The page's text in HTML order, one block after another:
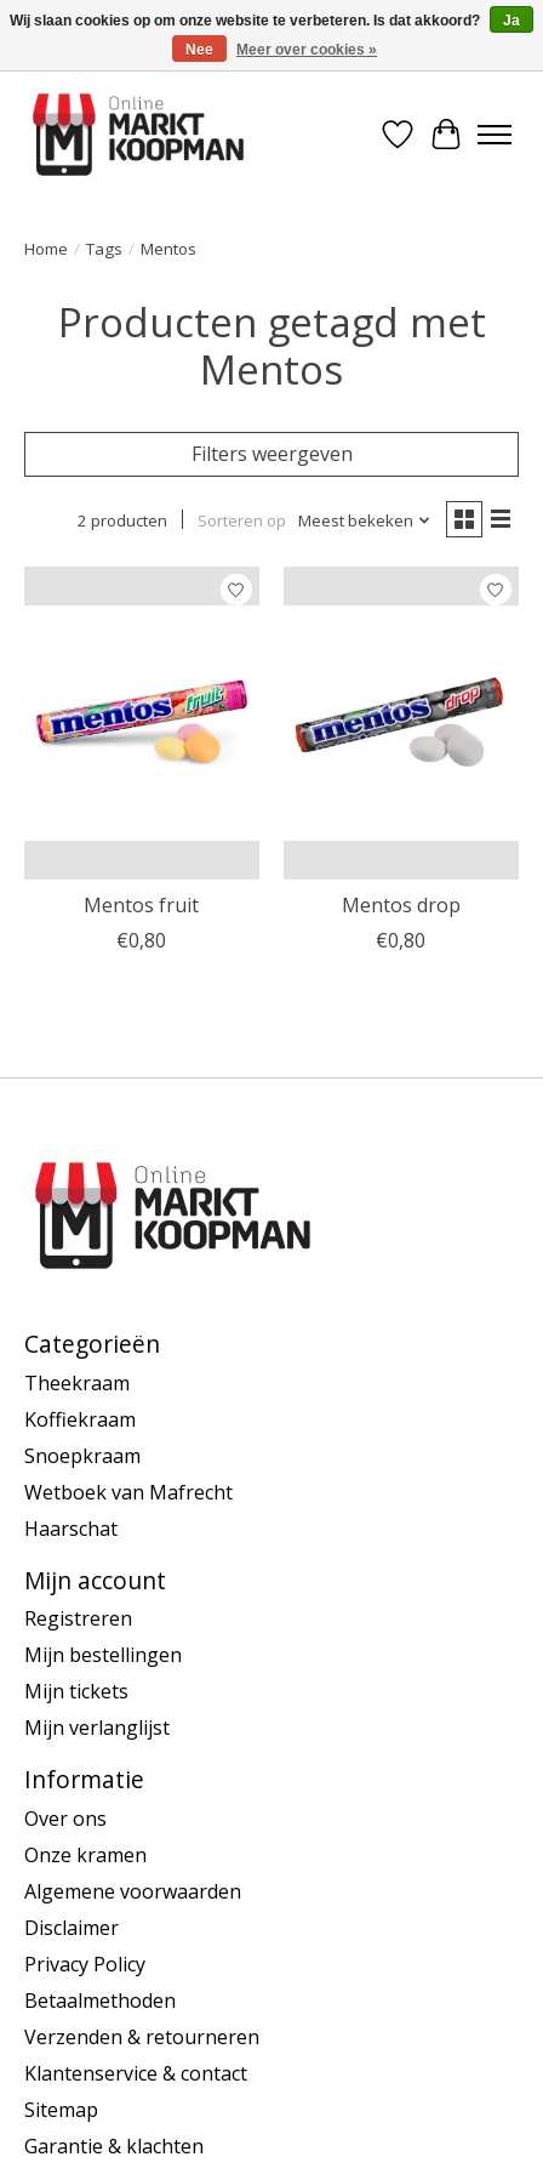
Voor 15:00 besteld, morgen in huis!
Verlanglijst
Home / Tags / Mentos
Producten getagd met
Mentos
Filters weergeven
2 producten Sorteren op Meest bekeken
Mentos fruit
€0,80
Mentos drop
€0,80
Categorieën
Theekraam
Koffiekraam
Snoepkraam
Wetboek van Mafrecht
Haarschat
Mijn account
Registreren
Mijn bestellingen
Mijn tickets
Mijn verlanglijst
Informatie
Over ons
Onze kramen
Algemene voorwaarden
Disclaimer
Privacy Policy
Betaalmethoden
Verzenden & retourneren
Klantenservice & contact
Sitemap
Garantie & klachten
Wij slaan cookies op om onze website te verbeteren. Is dat akkoord?
Ja
Nee
Meer over cookies »